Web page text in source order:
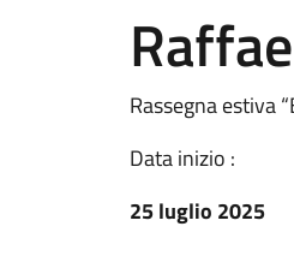
Rassegna estiva
Data inizio :
25 luglio 2025